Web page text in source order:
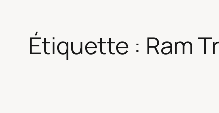
Étiquette : Ram